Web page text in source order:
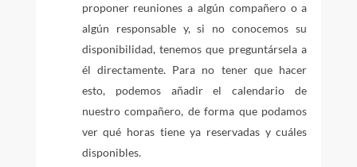
proponer reuniones a algún compañero o a
algún responsable y, si no conocemos su
disponibilidad, tenemos que preguntársela a
él directamente. Para no tener que hacer
esto, podemos añadir el calendario de
nuestro compañero, de forma que podamos
ver qué horas tiene ya reservadas y cuáles
disponibles.